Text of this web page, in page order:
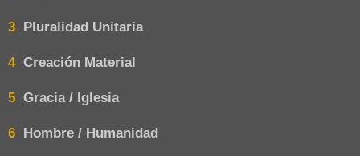
3 Pluralidad Unitaria
4 Creación Material
5 Gracia / Iglesia
6 Hombre / Humanidad